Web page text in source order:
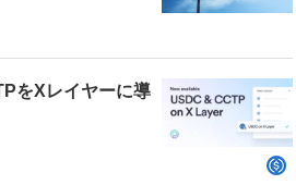
をXレイヤーに導